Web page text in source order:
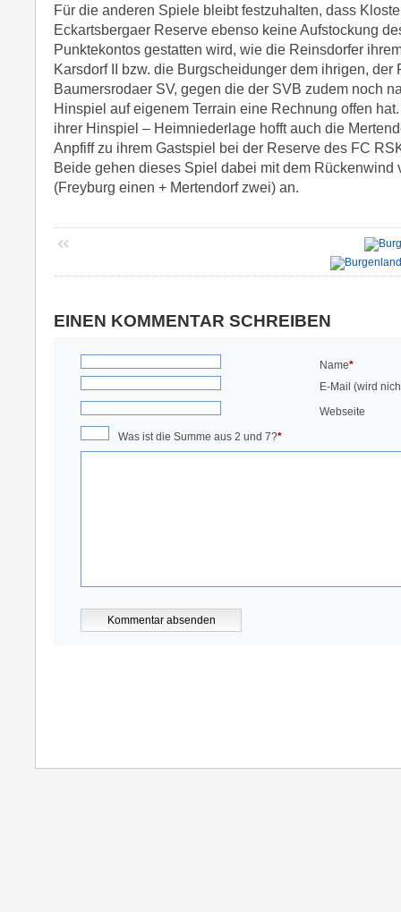
Für die anderen Spiele bleibt festzuhalten, dass
Eckartsbergaer Reserve ebenso keine Aufstockung
Punktekontos gestatten wird, wie die Reinsdorfer
Karsdorf II bzw. die Burgscheidunger dem ihrigen, der
Baumersrodaer SV, gegen die der SVB zudem noch
Hinspiel auf eigenem Terrain eine Rechnung offen
ihrer Hinspiel – Heimniederlage hofft auch die
Anpfiff zu ihrem Gastspiel bei der Reserve des FC
Beide gehen dieses Spiel dabei mit dem Rückenwind
(Freyburg einen + Mertendorf zwei) an.
EINEN KOMMENTAR SCHREIBEN
Name*
E-Mail (wird
Webseite
Was ist die Summe aus 2 und 7?*